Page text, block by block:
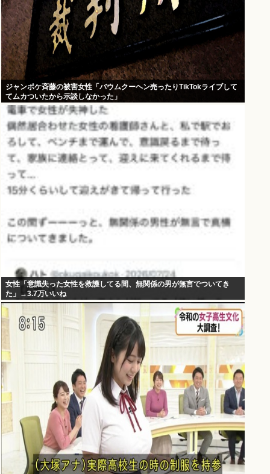
ジャンポケ斉藤の被害女性「バウムクーヘン売ったりTikTokライブして
てムカついたから示談しなかった」
女性「意識失った女性を救護してる間、無関係の男が無言でついてき
た」→3.7万いいね